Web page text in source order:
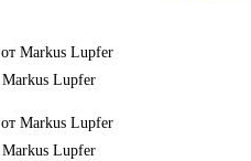
Lupfer
Lupfer